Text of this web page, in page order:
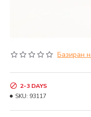
Базиран
2-3 DAYS
SKU: 93117